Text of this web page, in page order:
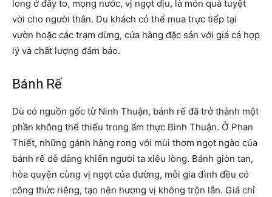
long ở đây to, mọng nước, vị ngọt dịu, là món quà tuyệt
vời cho người thân. Du khách có thể mua trực tiếp tại
vườn hoặc các trạm dừng, cửa hàng đặc sản với giá cả hợp
lý và chất lượng đảm bảo.
Bánh Rế
Dù có nguồn gốc từ Ninh Thuận, bánh rế đã trở thành một
phần không thể thiếu trong ẩm thực Bình Thuận. Ở Phan
Thiết, những gánh hàng rong với mùi thơm ngọt ngào của
bánh rế dễ dàng khiến người ta xiêu lòng. Bánh giòn tan,
hòa quyện cùng vị ngọt của đường, mỗi gia đình đều có
công thức riêng, tạo nên hương vị không trộn lẫn. Giá chỉ